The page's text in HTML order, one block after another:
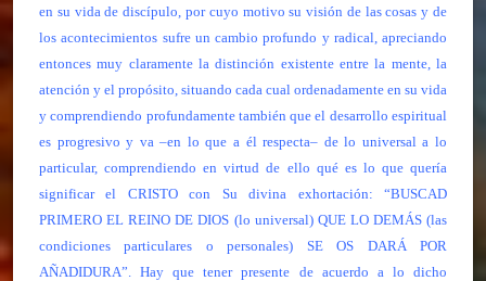
en su vida de discípulo, por cuyo motivo su visión de las cosas y de
los acontecimientos sufre un cambio profundo y radical, apreciando
entonces muy claramente la distinción existente entre la mente, la
atención y el propósito, situando cada cual ordenadamente en su vida
y comprendiendo profundamente también que el desarrollo espiritual
es progresivo y va –en lo que a él respecta– de lo universal a lo
particular, comprendiendo en virtud de ello qué es lo que quería
significar el CRISTO con Su divina exhortación: “BUSCAD
PRIMERO EL REINO DE DIOS (lo universal) QUE LO DEMÁS (las
condiciones particulares o personales) SE OS DARÁ POR
AÑADIDURA”. Hay que tener presente de acuerdo a lo dicho